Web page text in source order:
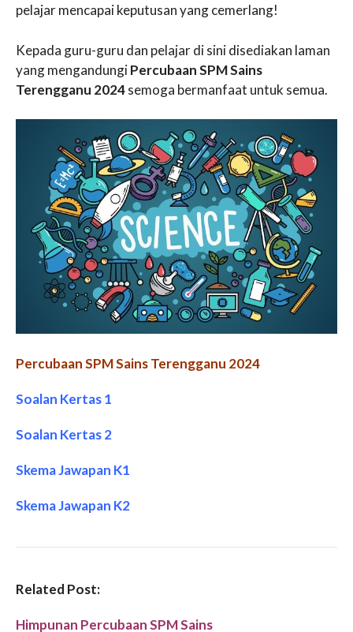
pelajar mencapai keputusan yang cemerlang!
Kepada guru-guru dan pelajar di sini disediakan laman
yang mengandungiPercubaan SPM Sains
Terengganu 2024semoga bermanfaat untuk semua.
Percubaan SPM Sains Terengganu 2024
Soalan Kertas 1
Soalan Kertas 2
Skema Jawapan K1
Skema Jawapan K2
Related Post:
Himpunan Percubaan SPM Sains